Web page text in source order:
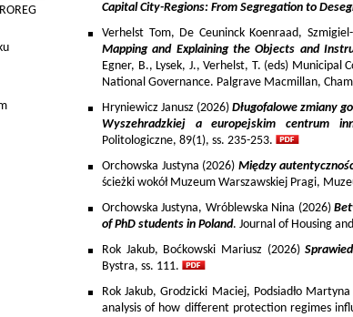
Capital City-Regions: From Segregation to
Verhelst Tom, De Ceuninck Koenraad,
Mapping and Explaining the Objects and
Egner, B., Lysek, J., Verhelst, T. (eds) Municipal
National Governance. Palgrave Macmillan,
Hryniewicz Janusz (2026) Długofalowe zmiany
Wyszehradzkiej a europejskim centrum
Politologiczne, 89(1), ss. 235-253.
Orchowska Justyna (2026) Między
ścieżki wokół Muzeum Warszawskiej Pragi,
Orchowska Justyna, Wróblewska Nina (2026)
of PhD students in Poland. Journal of Housing
Rok Jakub, Boćkowski Mariusz (2026)
Bystra, ss. 111.
Rok Jakub, Grodzicki Maciej, Podsiadło
analysis of how different protection regimes